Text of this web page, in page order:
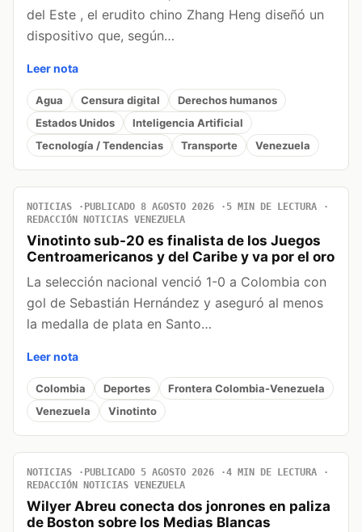
del Este , el erudito chino Zhang Heng diseñó un
dispositivo que, según…
Leer nota
Agua Censura digital
Derechos humanos
Estados Unidos
Inteligencia Artificial
Tecnología / Tendencias
Transporte Venezuela
NOTICIAS PUBLICADO 8 AGOSTO 2026
5 MIN DE LECTURA
REDACCIÓN NOTICIAS VENEZUELA
Vinotinto sub-20 es finalista de los Juegos
Centroamericanos y del Caribe y va por el oro
La selección nacional venció 1-0 a Colombia con
gol de Sebastián Hernández y aseguró al menos
la medalla de plata en Santo…
Leer nota
Colombia Deportes
Frontera Colombia-Venezuela
Venezuela
Vinotinto
NOTICIAS PUBLICADO 5 AGOSTO 2026
4 MIN DE LECTURA
REDACCIÓN NOTICIAS VENEZUELA
Wilyer Abreu conecta dos jonrones en paliza
de Boston sobre los Medias Blancas